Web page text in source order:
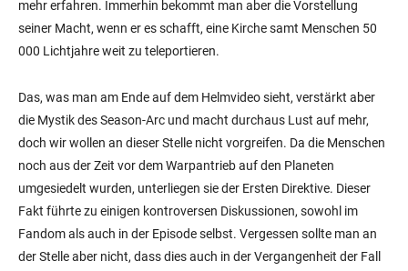
mehr erfahren. Immerhin bekommt man aber die Vorstellung
seiner Macht, wenn er es schafft, eine Kirche samt Menschen 50
000 Lichtjahre weit zu teleportieren.
Das, was man am Ende auf dem Helmvideo sieht, verstärkt aber
die Mystik des Season-Arc und macht durchaus Lust auf mehr,
doch wir wollen an dieser Stelle nicht vorgreifen. Da die Menschen
noch aus der Zeit vor dem Warpantrieb auf den Planeten
umgesiedelt wurden, unterliegen sie der Ersten Direktive. Dieser
Fakt führte zu einigen kontroversen Diskussionen, sowohl im
Fandom als auch in der Episode selbst. Vergessen sollte man an
der Stelle aber nicht, dass dies auch in der Vergangenheit der Fall